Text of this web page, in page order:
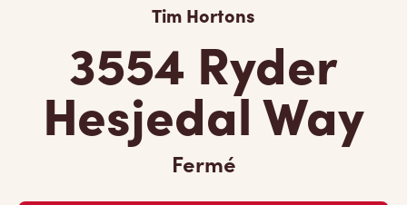
Tim Hortons
3554 Ryder
Hesjedal Way
Fermé